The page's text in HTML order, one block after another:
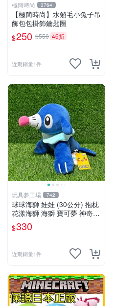
極簡時尚 3764
【極簡時尚】水貂毛小兔子吊
飾包包掛飾鑰匙圈
$250 $550 46折
近期銷量1件
玩具夢工場 742
球球海獅 娃娃 (30公分) 抱枕
花漾海獅 海獅 寶可夢 神奇寶
貝
$330
近期銷量1件